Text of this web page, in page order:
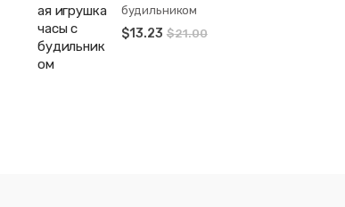
будильником
$13.23 $21.00